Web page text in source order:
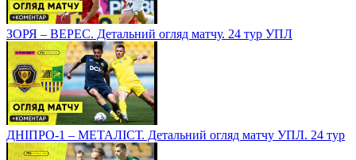
ЗОРЯ – ВЕРЕС. Детальний огляд матчу. 24 тур УПЛ
ДНІПРО-1 – МЕТАЛІСТ. Детальний огляд матчу УПЛ. 24 тур